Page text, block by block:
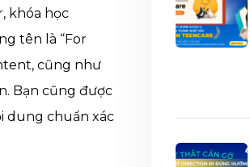
khóa học
tên là “For
cũng như
Bạn cũng được
dung chuẩn xác